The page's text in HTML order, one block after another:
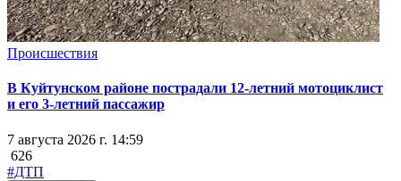
Происшествия
В Куйтунском районе пострадали 12-летний мотоциклист
и его 3-летний пассажир
7 августа 2026 г. 14:59
626
#ДТП